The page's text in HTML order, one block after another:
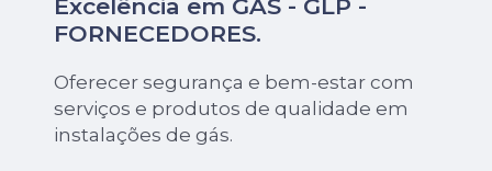
Excelência em GÁS - GLP -
FORNECEDORES.
Oferecer segurança e bem-estar com
serviços e produtos de qualidade em
instalações de gás.